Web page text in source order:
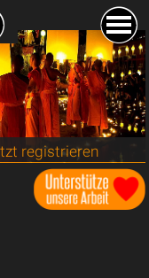
registrieren